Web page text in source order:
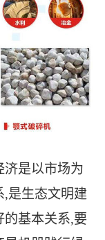
济是以市场为
,是生态文明建
基本关系,要